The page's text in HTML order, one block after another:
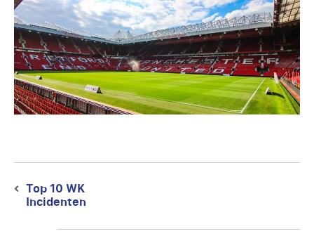
Berichtnavigatie
Previous
post:
Top 10 WK
Incidenten